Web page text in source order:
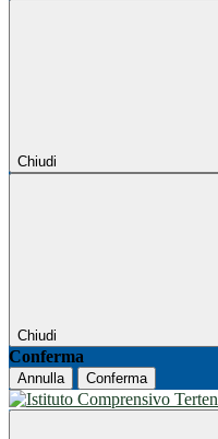
Chiudi
Chiudi
Conferma
Annulla Conferma